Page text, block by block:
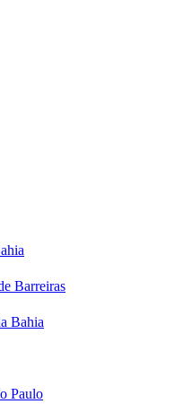
Barreiras
Bahia
Paulo